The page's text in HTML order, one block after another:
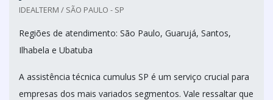
IDEALTERM / SÃO PAULO - SP
Regiões de atendimento: São Paulo, Guarujá, Santos,
Ilhabela e Ubatuba
A assistência técnica cumulus SP é um serviço crucial para
empresas dos mais variados segmentos. Vale ressaltar que